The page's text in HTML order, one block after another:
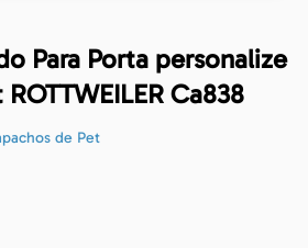
Para Porta personalize
Ca838
de Pet